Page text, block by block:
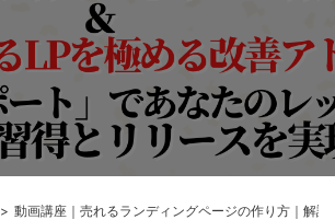
> 動画講座｜売れるランディングページの作り方｜解